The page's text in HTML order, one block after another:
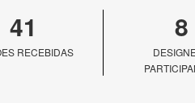
41
RECEBIDAS
8